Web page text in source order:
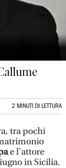
2 MINUTI DI LETTURA
tra pochi
e l'attore
in Sicilia.